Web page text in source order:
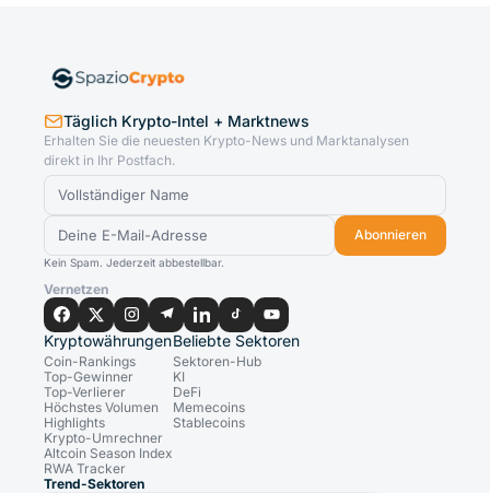
Täglich Krypto-Intel + Marktnews
Erhalten Sie die neuesten Krypto-News und Marktanalysen
direkt in Ihr Postfach.
Abonnieren
Kein Spam. Jederzeit abbestellbar.
Vernetzen
Kryptowährungen
Coin-Rankings
Top-Gewinner
Top-Verlierer
Höchstes Volumen
Highlights
Krypto-Umrechner
Altcoin Season Index
RWA Tracker
Beliebte Sektoren
Sektoren-Hub
KI
DeFi
Memecoins
Stablecoins
Trend-Sektoren